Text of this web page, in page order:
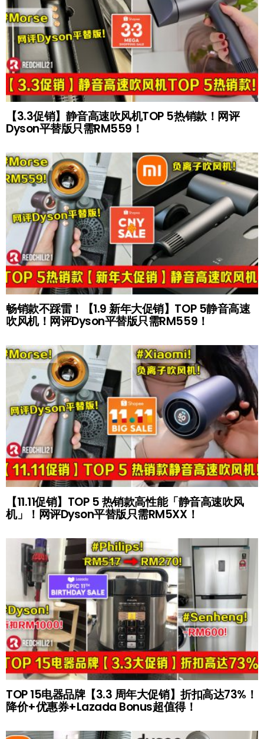
【3.3促销】静音高速吹风机TOP 5热销款！网评
Dyson平替版只需RM559！
畅销款不踩雷！【1.9 新年大促销】TOP 5静音高速
吹风机！网评Dyson平替版只需RM559！
【11.11促销】TOP 5 热销款高性能「静音高速吹风
机」！网评Dyson平替版只需RM5XX！
TOP 15电器品牌【3.3 周年大促销】折扣高达73%！
降价+优惠券+Lazada Bonus超值得！